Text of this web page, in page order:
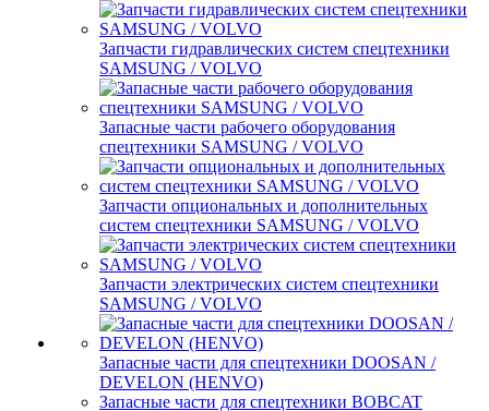
Запчасти гидравлических систем спецтехники
SAMSUNG / VOLVO
Запасные части рабочего оборудования
спецтехники SAMSUNG / VOLVO
Запчасти опциональных и дополнительных
систем спецтехники SAMSUNG / VOLVO
Запчасти электрических систем спецтехники
SAMSUNG / VOLVO
Запасные части для спецтехники DOOSAN /
DEVELON (HENVO)
Запасные части для спецтехники BOBCAT